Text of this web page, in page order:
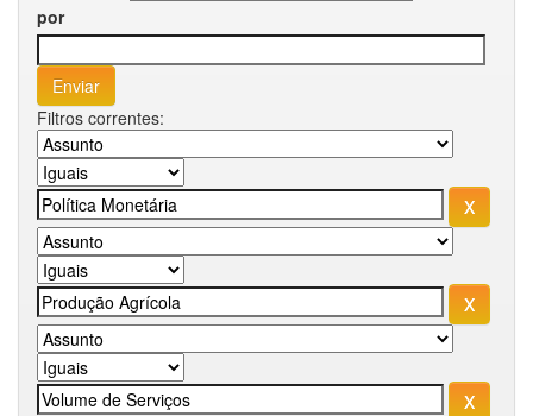
por
Filtros correntes: